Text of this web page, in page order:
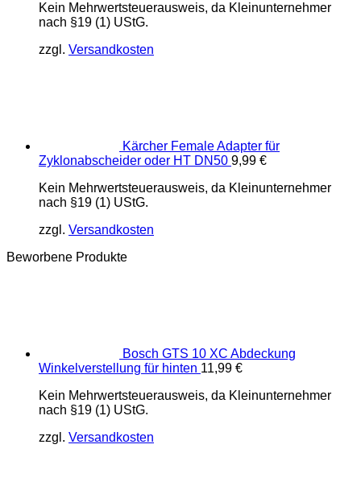
Kein Mehrwertsteuerausweis, da Kleinunternehmer
nach §19 (1) UStG.
zzgl. Versandkosten
Kärcher Female Adapter für
Zyklonabscheider oder HT DN50 9,99 €
Kein Mehrwertsteuerausweis, da Kleinunternehmer
nach §19 (1) UStG.
zzgl. Versandkosten
Beworbene Produkte
Bosch GTS 10 XC Abdeckung
Winkelverstellung für hinten 11,99 €
Kein Mehrwertsteuerausweis, da Kleinunternehmer
nach §19 (1) UStG.
zzgl. Versandkosten